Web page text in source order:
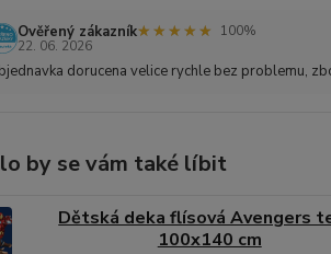
Ověřený zákazník★★★★★
★★★★★
100%
22. 06. 2026
dorucena velice rychle bez problemu,
by se vám také líbit
Dětská deka flísová Avengers
100x140 cm